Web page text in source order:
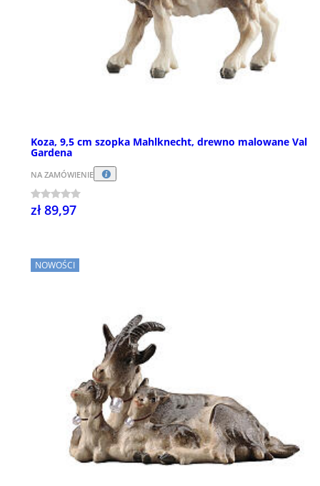
Koza, 9,5 cm szopka Mahlknecht, drewno malowane Val
Gardena
NA ZAMÓWIENIE
zł 89,97
NOWOŚCI